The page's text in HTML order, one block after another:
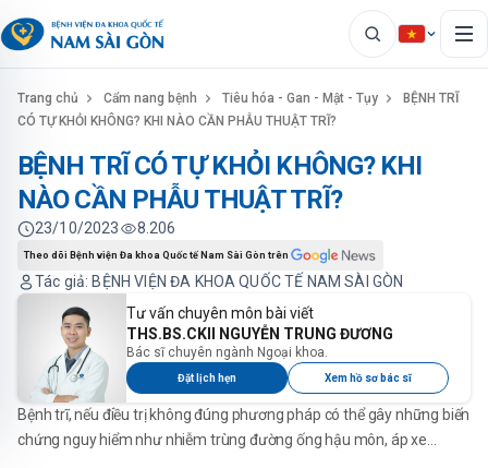
Trang chủ Cẩm nang bệnh Tiêu hóa - Gan - Mật - Tụy
BỆNH TRĨ
CÓ TỰ KHỎI KHÔNG? KHI NÀO CẦN PHẪU THUẬT TRĨ?
BỆNH TRĨ CÓ TỰ KHỎI KHÔNG? KHI
NÀO CẦN PHẪU THUẬT TRĨ?
Tác giả: BỆNH VIỆN ĐA KHOA QUỐC TẾ NAM SÀI GÒN
23/10/2023 8.206
Theo dõi Bệnh viện Đa khoa Quốc tế Nam Sài Gòn trên
Bệnh trĩ, nếu điều trị không đúng phương pháp có thể gây những biến
chứng nguy hiểm như nhiễm trùng đường ống hậu môn, áp xe…
Tư vấn chuyên môn bài viết
THS.BS.CKII NGUYỄN TRUNG ĐƯƠNG
Bác sĩ chuyên ngành Ngoại khoa.
Đặt lịch hẹn Xem hồ sơ bác sĩ